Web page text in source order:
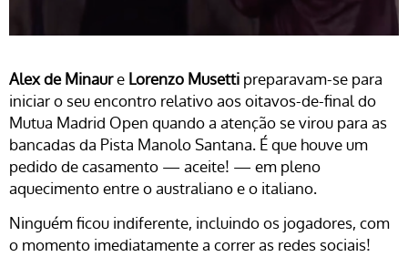
Alex de Minaure Lorenzo Musetti preparavam-se para
iniciar o seu encontro relativo aos oitavos-de-final do
Mutua Madrid Open quando a atenção se virou para as
bancadas da Pista Manolo Santana. É que houve um
pedido de casamento — aceite! — em pleno
aquecimento entre o australiano e o italiano.
Ninguém ficou indiferente, incluindo os jogadores, com
o momento imediatamente a correr as redes sociais!